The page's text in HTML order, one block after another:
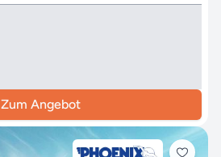
Zum Angebot